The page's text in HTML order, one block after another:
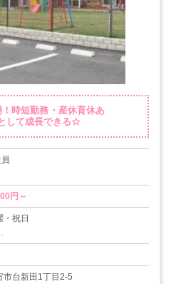
時短勤務・産休育休あ
して成長できる☆
円～
祝日
初年度3日）
市台新田1丁目2-5